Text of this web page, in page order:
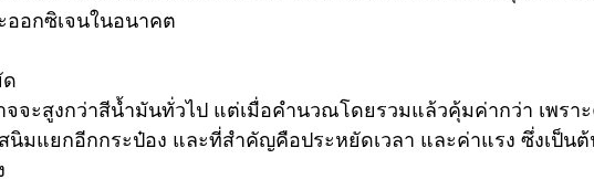
อกซิเจนในอนาคต
จะสูงกว่าสีน้ำมันทั่วไป แต่เมื่อคำนวณโดยรวมแล้วคุ้มค่ากว่า เพรา
มแยกอีกกระป๋อง และที่สำคัญคือประหยัดเวลา และค่าแรง ซึ่งเป็น